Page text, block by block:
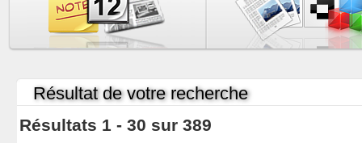
Résultat de votre recherche
Résultats 1 - 30 sur 389